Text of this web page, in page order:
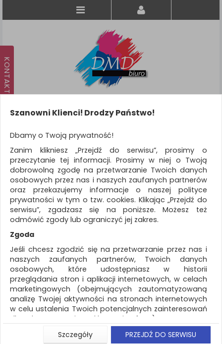
KATEGORIE
WSZYSTKIE KATEGORIE
FILTRY
Więcej
REKLAMA
AKTUALNOŚCI
Artykuły szkolne Produkty kreatywne
ZNALEZIONYCH PRODUKTÓW: 1 Porównaj (0 )
Sortuj po Standardowe
Siatka Lista
Szanowni Klienci! Drodzy Państwo!
Dbamy o Twoją prywatność!
Zanim klikniesz „Przejdź do serwisu”, prosimy o
przeczytanie tej informacji. Prosimy w niej o Twoją
dobrowolną zgodę na przetwarzanie Twoich danych
osobowych przez nas i naszych zaufanych partnerów
oraz przekazujemy informacje o naszej polityce
prywatności w tym o tzw. cookies. Klikając „Przejdź do
serwisu”, zgadzasz się na poniższe. Możesz też
odmówić zgody lub ograniczyć jej zakres.
Zgoda
Jeśli chcesz zgodzić się na przetwarzanie przez nas i
naszych zaufanych partnerów, Twoich danych
osobowych, które udostępniasz w historii
przeglądania stron i aplikacji internetowych, w celach
marketingowych (obejmujących zautomatyzowaną
analizę Twojej aktywności na stronach internetowych
w celu ustalenia Twoich potencjalnych zainteresowań
dla dostosowania reklamy i oferty), w tym na
umieszczanie tzw. cookies na Twoich urządzeniach i
ich odczytywanie, kliknij przycisk „Przejdź do serwisu”.
Szczegóły PRZEJDŹ DO SERWISU